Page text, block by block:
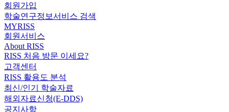
회원가입
학술연구정보서비스 검색
MYRISS
회원서비스
About RISS
RISS 처음 방문 이세요?
고객센터
RISS 활용도 분석
최신/인기 학술자료
해외자료신청(E-DDS)
공지사항